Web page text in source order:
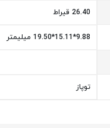
26.40 قیراط
9.88*15.11*19.50 میلیمتر
توپاز